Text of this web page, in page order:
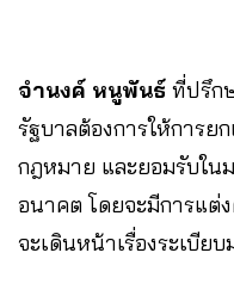
จำนงค์ หนูพันธ์ ที่ปรึก
รัฐบาลต้องการให้การย
กฎหมาย และยอมรับใน
อนาคต โดยจะมีการแต่
จะเดินหน้าเรื่องระเบียบ